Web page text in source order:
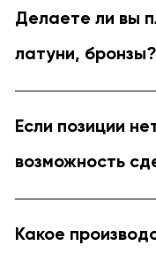
Делаете ли вы
латуни, бронзы?
Если позиции
возможность
Какое